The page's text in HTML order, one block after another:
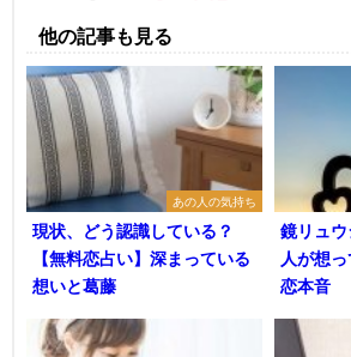
他の記事も見る
あの人の気持ち
現状、どう認識している？
【無料恋占い】深まっている
想いと葛藤
鏡リュ
人が想
恋本音